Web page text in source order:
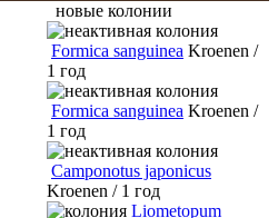
новые колонии
Formica sanguinea Kroenen /
1 год
Formica sanguinea Kroenen /
1 год
Camponotus japonicus
Kroenen / 1 год
Liometopum